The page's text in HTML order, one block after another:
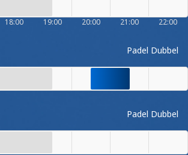
18:00 19:00 20:00 21:00 22:00
Padel Dubbel
Padel Dubbel